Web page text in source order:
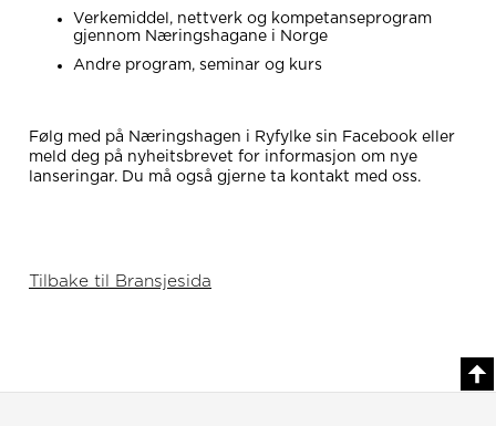
Verkemiddel, nettverk og kompetanseprogram
gjennom Næringshagane i Norge
Andre program, seminar og kurs
Følg med på Næringshagen i Ryfylke sin Facebook eller
meld deg på nyheitsbrevet for informasjon om nye
lanseringar. Du må også gjerne ta kontakt med oss.
Tilbake til Bransjesida